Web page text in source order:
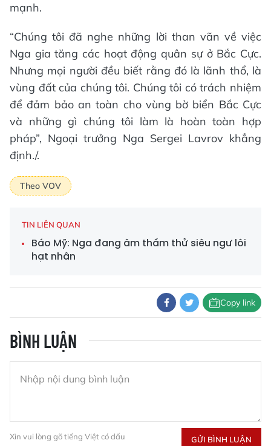
mạnh.
“Chúng tôi đã nghe những lời than vãn về việc
Nga gia tăng các hoạt động quân sự ở Bắc Cực.
Nhưng mọi người đều biết rằng đó là lãnh thổ, là
vùng đất của chúng tôi. Chúng tôi có trách nhiệm
để đảm bảo an toàn cho vùng bờ biển Bắc Cực
và những gì chúng tôi làm là hoàn toàn hợp
pháp”, Ngoại trưởng Nga Sergei Lavrov khẳng
định./.
Theo VOV
TIN LIÊN QUAN
Báo Mỹ: Nga đang âm thầm thử siêu ngư lôi
hạt nhân
Copy link
BÌNH LUẬN
Xin vui lòng gõ tiếng Việt có dấu GỬI BÌNH LUẬN